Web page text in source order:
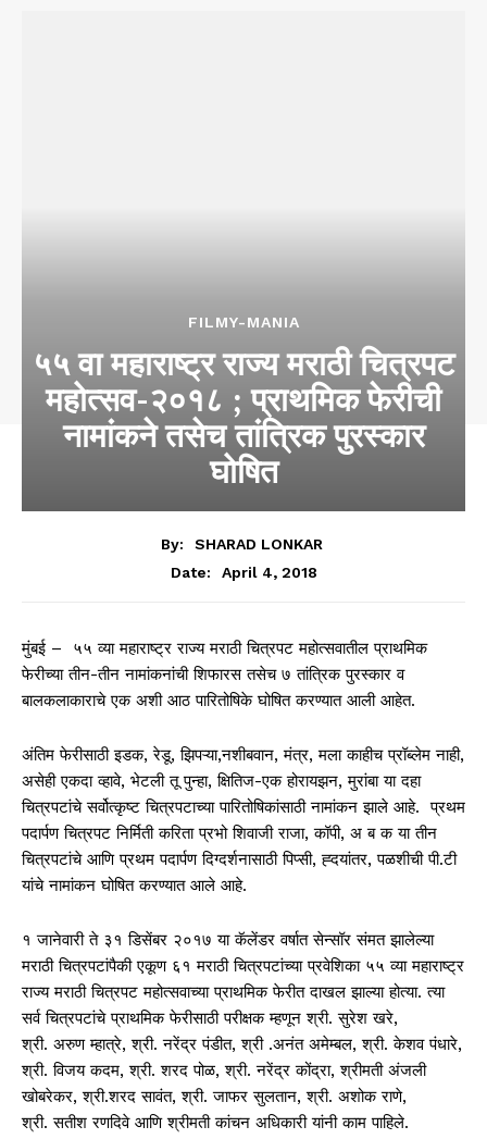
FILMY-MANIA
५५ वा महाराष्ट्र राज्य मराठी चित्रपट
महोत्सव-२०१८ ; प्राथमिक फेरीची
नामांकने तसेच तांत्रिक पुरस्कार
घोषित
By:
SHARAD LONKAR
Date:
April 4, 2018
मुंबई – ५५ व्या महाराष्ट्र राज्य मराठी चित्रपट महोत्सवातील प्राथमिक
फेरीच्या तीन-तीन नामांकनांची शिफारस तसेच ७ तांत्रिक पुरस्कार व
बालकलाकाराचे एक अशी आठ पारितोषिके घोषित करण्यात आली आहेत.
अंतिम फेरीसाठी इडक, रेडू, झिपऱ्या,नशीबवान, मंत्र, मला काहीच प्रॉब्लेम नाही,
असेही एकदा व्हावे, भेटली तू पुन्हा, क्षितिज-एक होरायझन, मुरांबा या दहा
चित्रपटांचे सर्वोत्कृष्ट चित्रपटाच्या पारितोषिकांसाठी नामांकन झाले आहे. प्रथम
पदार्पण चित्रपट निर्मिती करिता प्रभो शिवाजी राजा, कॉपी, अ ब क या तीन
चित्रपटांचे आणि प्रथम पदार्पण दिग्दर्शनासाठी पिप्सी, ह्दयांतर, पळशीची पी.टी
यांचे नामांकन घोषित करण्यात आले आहे.
१ जानेवारी ते ३१ डिसेंबर २०१७ या कॅलेंडर वर्षात सेन्सॉर संमत झालेल्या
मराठी चित्रपटांपैकी एकूण ६१ मराठी चित्रपटांच्या प्रवेशिका ५५ व्या महाराष्ट्र
राज्य मराठी चित्रपट महोत्सवाच्या प्राथमिक फेरीत दाखल झाल्या होत्या. त्या
सर्व चित्रपटांचे प्राथमिक फेरीसाठी परीक्षक म्हणून श्री. सुरेश खरे,
श्री. अरुण म्हात्रे, श्री. नरेंद्र पंडीत, श्री .अनंत अमेम्बल, श्री. केशव पंधारे,
श्री. विजय कदम, श्री. शरद पोळ, श्री. नरेंद्र कोंद्रा, श्रीमती अंजली
खोबरेकर, श्री.शरद सावंत, श्री. जाफर सुलतान, श्री. अशोक राणे,
श्री. सतीश रणदिवे आणि श्रीमती कांचन अधिकारी यांनी काम पाहिले.